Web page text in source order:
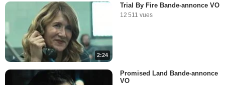
2:24
Trial By Fire Bande-annonce VO
12 511 vues
Promised Land Bande-annonce
VO